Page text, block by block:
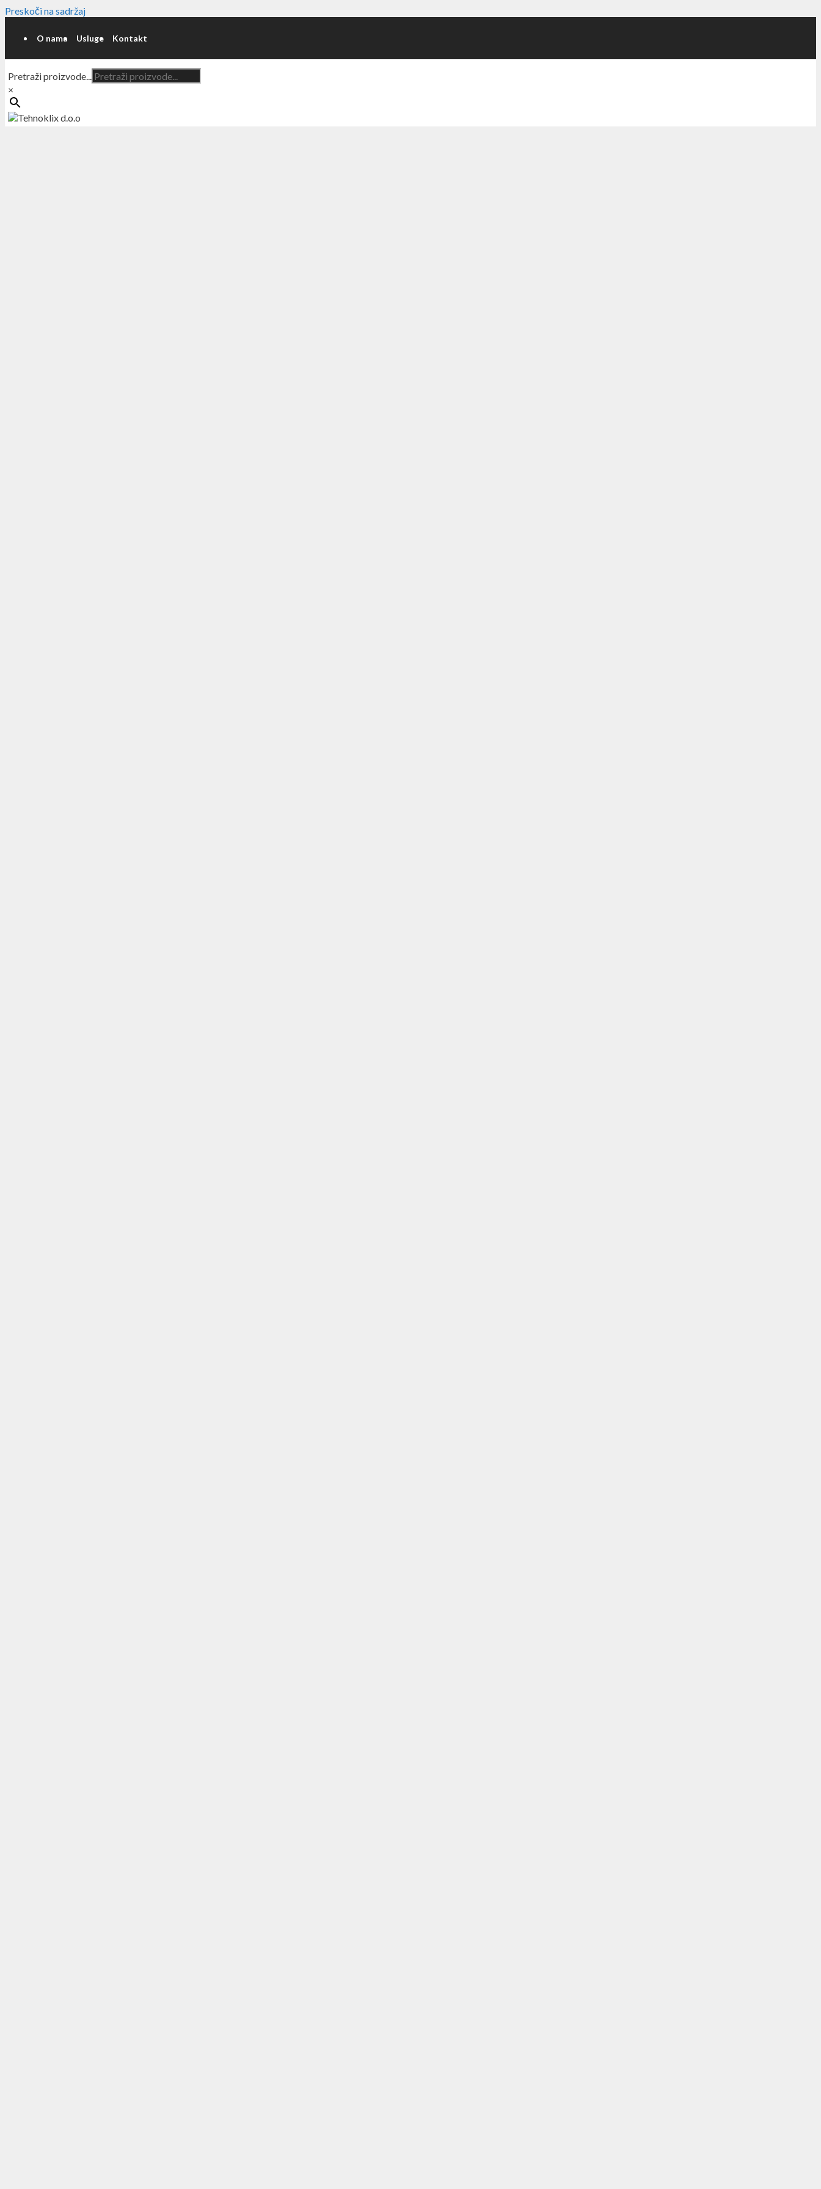
Preskoči na sadržaj
O nama Usluge Kontakt
Pretraži proizvode...
×